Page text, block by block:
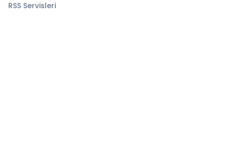
RSS Servisleri